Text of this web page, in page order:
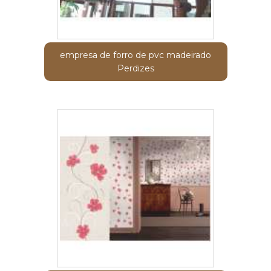
empresa de forro de pvc madeirado
Perdizes